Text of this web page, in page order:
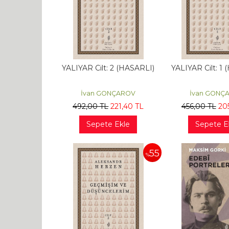
YALIYAR Cilt: 2 (HASARLI)
İvan GONÇAROV
492,00TL 221,40 TL
Sepete Ekle
YALIYAR Cilt: 1
İvan
456,00TL
Sepete
%55